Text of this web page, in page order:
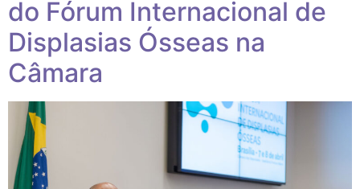
do Fórum Internacional de
Displasias Ósseas na
Câmara